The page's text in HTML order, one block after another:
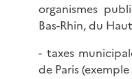
organismes
Bas-Rhin, du
- taxes
de Paris